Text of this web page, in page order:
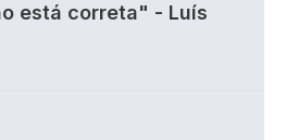
está correta" - Luís